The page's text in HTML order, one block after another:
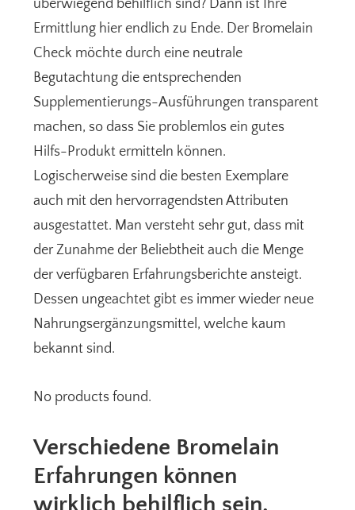
überwiegend behilflich sind? Dann ist Ihre
Ermittlung hier endlich zu Ende. Der Bromelain
Check möchte durch eine neutrale
Begutachtung die entsprechenden
Supplementierungs-Ausführungen transparent
machen, so dass Sie problemlos ein gutes
Hilfs-Produkt ermitteln können.
Logischerweise sind die besten Exemplare
auch mit den hervorragendsten Attributen
ausgestattet. Man versteht sehr gut, dass mit
der Zunahme der Beliebtheit auch die Menge
der verfügbaren Erfahrungsberichte ansteigt.
Dessen ungeachtet gibt es immer wieder neue
Nahrungsergänzungsmittel, welche kaum
bekannt sind.
No products found.
Verschiedene Bromelain
Erfahrungen können